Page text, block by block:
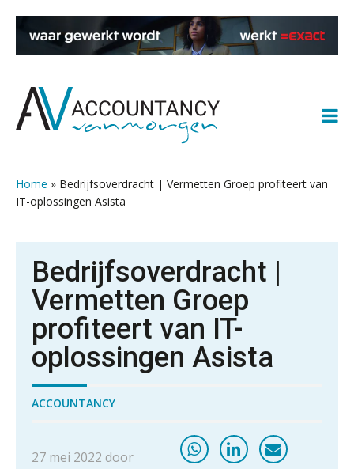
naar
naar
naar
naar
Home » Bedrijfsoverdracht | Vermetten Groep profiteert van
IT-oplossingen Asista
Bedrijfsoverdracht |
Vermetten Groep
profiteert van IT-
oplossingen Asista
ACCOUNTANCY
27 mei 2022 door